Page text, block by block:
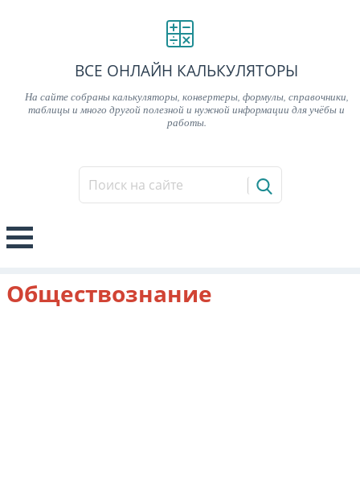
ВСЕ ОНЛАЙН КАЛЬКУЛЯТОРЫ
На сайте собраны калькуляторы, конвертеры, формулы, справочники,
таблицы и много другой полезной и нужной информации для учёбы и
работы.
Обществознание